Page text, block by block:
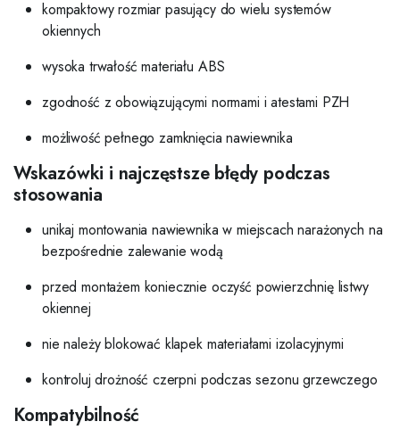
kompaktowy rozmiar pasujący do wielu systemów
okiennych
wysoka trwałość materiału ABS
zgodność z obowiązującymi normami i atestami PZH
możliwość pełnego zamknięcia nawiewnika
Wskazówki i najczęstsze błędy podczas
stosowania
unikaj montowania nawiewnika w miejscach narażonych na
bezpośrednie zalewanie wodą
przed montażem koniecznie oczyść powierzchnię listwy
okiennej
nie należy blokować klapek materiałami izolacyjnymi
kontroluj drożność czerpni podczas sezonu grzewczego
Kompatybilność